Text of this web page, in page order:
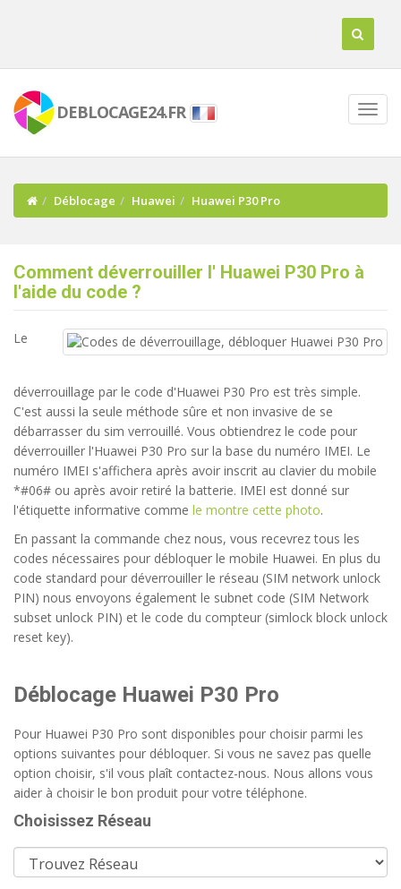
DEBLOCAGE24.FR
Déblocage Huawei Huawei P30 Pro
Comment déverrouiller l' Huawei P30 Pro à
l'aide du code ?
Le
déverrouillage par le code d'Huawei P30 Pro est très simple.
C'est aussi la seule méthode sûre et non invasive de se
débarrasser du sim verrouillé. Vous obtiendrez le code pour
déverrouiller l'Huawei P30 Pro sur la base du numéro IMEI. Le
numéro IMEI s'affichera après avoir inscrit au clavier du mobile
*#06# ou après avoir retiré la batterie. IMEI est donné sur
l'étiquette informative comme le montre cette photo.
En passant la commande chez nous, vous recevrez tous les
codes nécessaires pour débloquer le mobile Huawei. En plus du
code standard pour déverrouiller le réseau (SIM network unlock
PIN) nous envoyons également le subnet code (SIM Network
subset unlock PIN) et le code du compteur (simlock block unlock
reset key).
Déblocage Huawei P30 Pro
Pour Huawei P30 Pro sont disponibles pour choisir parmi les
options suivantes pour débloquer. Si vous ne savez pas quelle
option choisir, s'il vous plaît contactez-nous. Nous allons vous
aider à choisir le bon produit pour votre téléphone.
Choisissez Réseau